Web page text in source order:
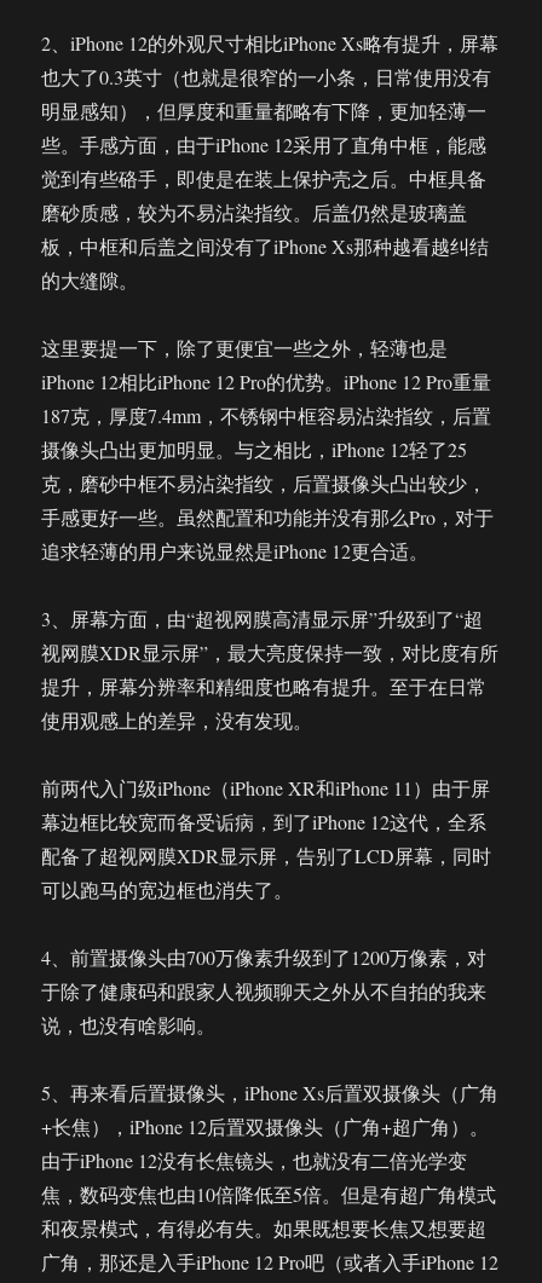
2、iPhone 12的外观尺寸相比iPhone Xs略有提升，屏幕
也大了0.3英寸（也就是很窄的一小条，日常使用没有
明显感知），但厚度和重量都略有下降，更加轻薄一
些。手感方面，由于iPhone 12采用了直角中框，能感
觉到有些硌手，即使是在装上保护壳之后。中框具备
磨砂质感，较为不易沾染指纹。后盖仍然是玻璃盖
板，中框和后盖之间没有了iPhone Xs那种越看越纠结
的大缝隙。
这里要提一下，除了更便宜一些之外，轻薄也是
iPhone 12相比iPhone 12 Pro的优势。iPhone 12 Pro重量
187克，厚度7.4mm，不锈钢中框容易沾染指纹，后置
摄像头凸出更加明显。与之相比，iPhone 12轻了25
克，磨砂中框不易沾染指纹，后置摄像头凸出较少，
手感更好一些。虽然配置和功能并没有那么Pro，对于
追求轻薄的用户来说显然是iPhone 12更合适。
3、屏幕方面，由“超视网膜高清显示屏”升级到了“超
视网膜XDR显示屏”，最大亮度保持一致，对比度有所
提升，屏幕分辨率和精细度也略有提升。至于在日常
使用观感上的差异，没有发现。
前两代入门级iPhone（iPhone XR和iPhone 11）由于屏
幕边框比较宽而备受诟病，到了iPhone 12这代，全系
配备了超视网膜XDR显示屏，告别了LCD屏幕，同时
可以跑马的宽边框也消失了。
4、前置摄像头由700万像素升级到了1200万像素，对
于除了健康码和跟家人视频聊天之外从不自拍的我来
说，也没有啥影响。
5、再来看后置摄像头，iPhone Xs后置双摄像头（广角
+长焦），iPhone 12后置双摄像头（广角+超广角）。
由于iPhone 12没有长焦镜头，也就没有二倍光学变
焦，数码变焦也由10倍降低至5倍。但是有超广角模式
和夜景模式，有得必有失。如果既想要长焦又想要超
广角，那还是入手iPhone 12 Pro吧（或者入手iPhone 12